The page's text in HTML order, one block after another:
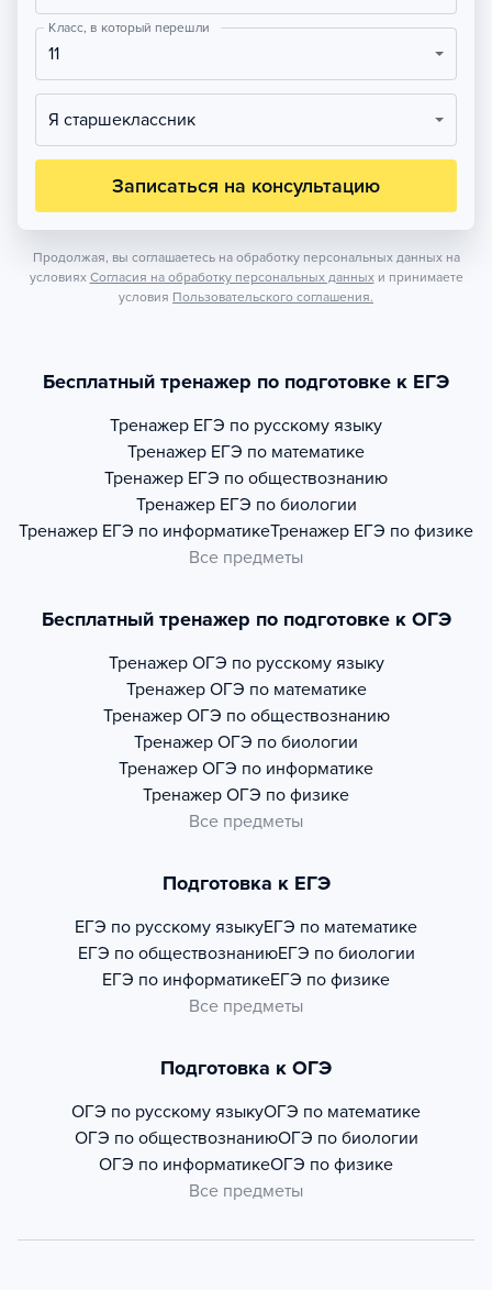
Класс, в который перешли
11
Я старшеклассник
Записаться на консультацию
Продолжая, вы соглашаетесь на обработку персональных данных на
условиях Согласия на обработку персональных данных и принимаете
условия Пользовательского соглашения.
Бесплатный тренажер по подготовке к ЕГЭ
Тренажер ЕГЭ по русскому языку
Тренажер ЕГЭ по математике
Тренажер ЕГЭ по обществознанию
Тренажер ЕГЭ по биологии
Тренажер ЕГЭ по информатикеТренажер ЕГЭ по физике
Все предметы
Бесплатный тренажер по подготовке к ОГЭ
Тренажер ОГЭ по русскому языку
Тренажер ОГЭ по математике
Тренажер ОГЭ по обществознанию
Тренажер ОГЭ по биологии
Тренажер ОГЭ по информатике
Тренажер ОГЭ по физике
Все предметы
Подготовка к ЕГЭ
ЕГЭ по русскому языкуЕГЭ по математике
ЕГЭ по обществознаниюЕГЭ по биологии
ЕГЭ по информатикеЕГЭ по физике
Все предметы
Подготовка к ОГЭ
ОГЭ по русскому языкуОГЭ по математике
ОГЭ по обществознаниюОГЭ по биологии
ОГЭ по информатикеОГЭ по физике
Все предметы